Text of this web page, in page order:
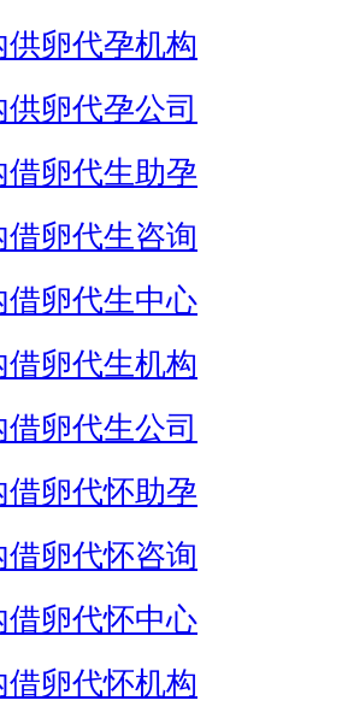
供卵代孕机构
供卵代孕公司
借卵代生助孕
借卵代生咨询
借卵代生中心
借卵代生机构
借卵代生公司
借卵代怀助孕
借卵代怀咨询
借卵代怀中心
借卵代怀机构